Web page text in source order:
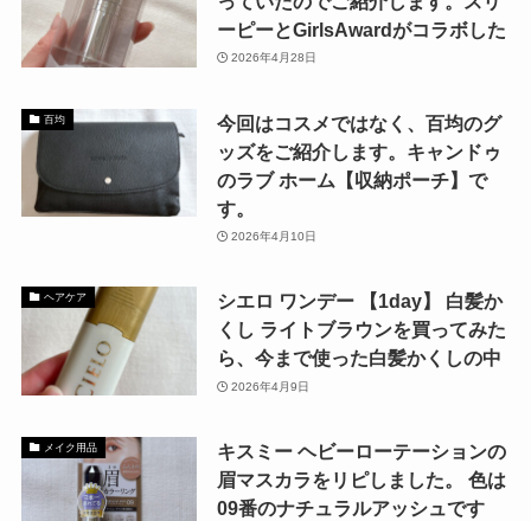
ーピーとGirlsAwardがコラボした
2026年4月28日
百均
今回はコスメではなく、百均のグ
ッズをご紹介します。キャンドゥ
のラブ ホーム【収納ポーチ】で
す。
2026年4月10日
ヘアケア
シエロ ワンデー 【1day】 白髪か
くし ライトブラウンを買ってみた
ら、今まで使った白髪かくしの中
2026年4月9日
メイク用品
キスミー ヘビーローテーションの
眉マスカラをリピしました。 色は
09番のナチュラルアッシュです